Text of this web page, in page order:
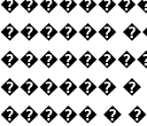
������
������
����� �